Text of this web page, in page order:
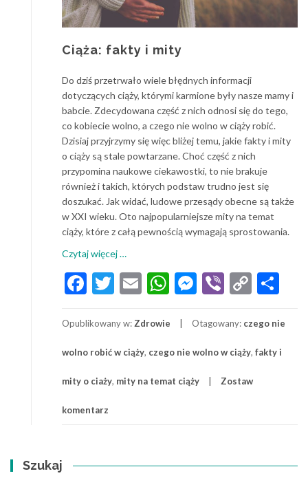
Ciąża: fakty i mity
Do dziś przetrwało wiele błędnych informacji
dotyczących ciąży, którymi karmione były nasze mamy i
babcie. Zdecydowana część z nich odnosi się do tego,
co kobiecie wolno, a czego nie wolno w ciąży robić.
Dzisiaj przyjrzymy się więc bliżej temu, jakie fakty i mity
o ciąży są stale powtarzane. Choć część z nich
przypomina naukowe ciekawostki, to nie brakuje
również i takich, których podstaw trudno jest się
doszukać. Jak widać, ludowe przesądy obecne są także
w XXI wieku. Oto najpopularniejsze mity na temat
ciąży, które z całą pewnością wymagają sprostowania.
Czytaj więcej
fakty
i
…
Facebook
Twitter
EmailWhatsApp
Messenger
Viber
Copy
Opublikowany w: Zdrowie Otagowany: czego nie
wolno robić w ciąży, czego nie wolno w ciąży, fakty i
mity o ciaży, mity na temat ciąży Zostaw
komentarz
Szukaj